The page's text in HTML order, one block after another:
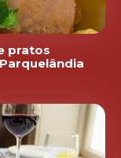
pratos